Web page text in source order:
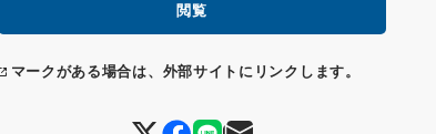
閲覧
マークがある場合は、外部サイトにリンクします。